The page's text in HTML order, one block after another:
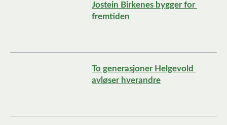
Jostein Birkenes bygger for
fremtiden
To generasjoner Helgevold
avløser hverandre